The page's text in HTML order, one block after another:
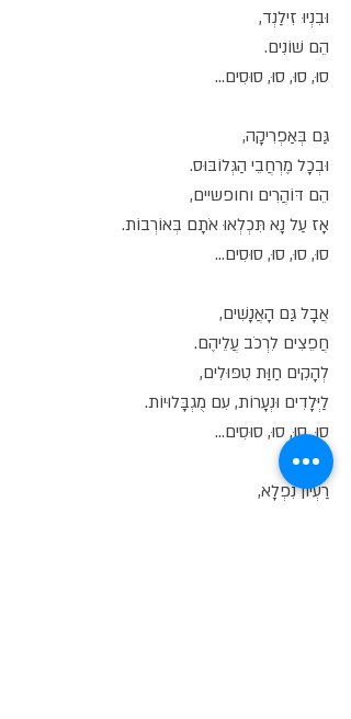
וּבִנְיוּ זִילַנְד,
הֵם שׁוֹנִים.
סוּ, סוּ, סוּ, סוּסִים...
גַּם בְּאַפְרִיקָה,
וּבְכָל מֶרְחֲבֵי הַגְּלוֹבּוּס.
הֵם דּוֹהֲרִים וחופשיים,
אָז עַל נָא תִּכְלְאוּ אֹתָם בְּאוֹרְבוֹת.
סוּ, סוּ, סוּ, סוּסִים...
אֲבָל גַּם הָאֲנָשִׁים,
חֲפֵצִים לִרְכֹב עֲלֵיהֶם.
לְהָקִים חַוַּת טִפּוּלִים,
לַיְּלָדִים וּנְעָרוֹת, עִם מֻגְבָּלוּיוֹת.
סוּ, סוּ, סוּ, סוּסִים...
רַעְיוֹן נִפְלָא,